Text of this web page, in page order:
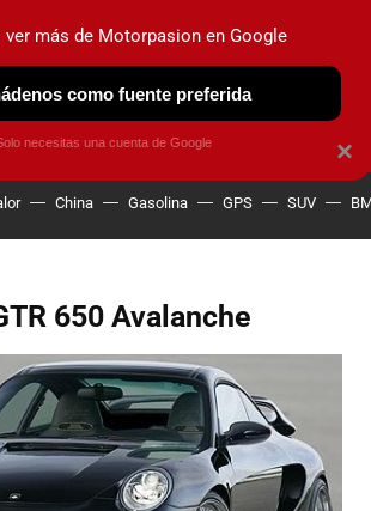
ELÉCTRICOS OBSERVATORIO
China Gasolina GPS SUV
650 Avalanche
×
ver más de Motorpasion en Google
como fuente preferida
necesitas una cuenta de Google